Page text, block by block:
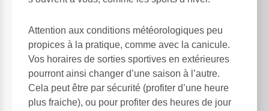
Attention aux conditions météorologiques peu
propices à la pratique, comme avec la canicule.
Vos horaires de sorties sportives en extérieures
pourront ainsi changer d’une saison à l’autre.
Cela peut être par sécurité (profiter d’une heure
plus fraiche), ou pour profiter des heures de jour